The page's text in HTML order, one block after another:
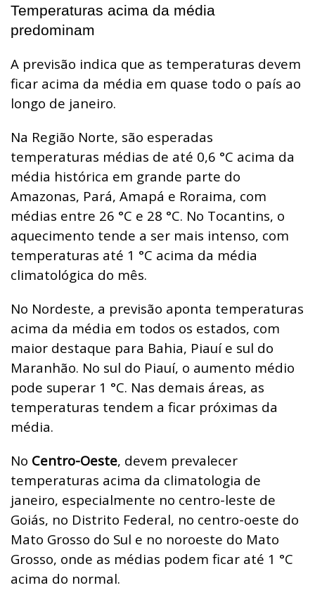
Temperaturas acima da média
predominam
A previsão indica que as temperaturas devem
ficar acima da média em quase todo o país ao
longo de janeiro.
Na Região Norte, são esperadas
temperaturas médias de até 0,6 °C acima da
média histórica em grande parte do
Amazonas, Pará, Amapá e Roraima, com
médias entre 26 °C e 28 °C. No Tocantins, o
aquecimento tende a ser mais intenso, com
temperaturas até 1 °C acima da média
climatológica do mês.
No Nordeste, a previsão aponta temperaturas
acima da média em todos os estados, com
maior destaque para Bahia, Piauí e sul do
Maranhão. No sul do Piauí, o aumento médio
pode superar 1 °C. Nas demais áreas, as
temperaturas tendem a ficar próximas da
média.
No Centro-Oeste, devem prevalecer
temperaturas acima da climatologia de
janeiro, especialmente no centro-leste de
Goiás, no Distrito Federal, no centro-oeste do
Mato Grosso do Sul e no noroeste do Mato
Grosso, onde as médias podem ficar até 1 °C
acima do normal.